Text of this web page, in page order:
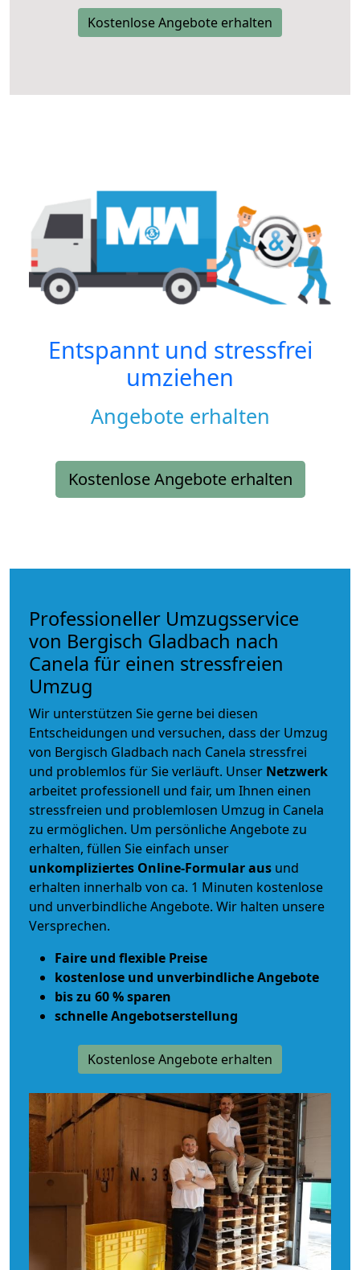
Kostenlose Angebote erhalten
Entspannt und stressfrei
umziehen
Angebote erhalten
Kostenlose Angebote erhalten
Professioneller Umzugsservice
von Bergisch Gladbach nach
Canela für einen stressfreien
Umzug
Wir unterstützen Sie gerne bei diesen
Entscheidungen und versuchen, dass der Umzug
von Bergisch Gladbach nach Canela stressfrei
und problemlos für Sie verläuft. Unser Netzwerk
arbeitet professionell und fair, um Ihnen einen
stressfreien und problemlosen Umzug in Canela
zu ermöglichen. Um persönliche Angebote zu
erhalten, füllen Sie einfach unser
unkompliziertes Online-Formular aus und
erhalten innerhalb von ca. 1 Minuten kostenlose
und unverbindliche Angebote. Wir halten unsere
Versprechen.
Faire und flexible Preise
kostenlose und unverbindliche Angebote
bis zu 60 % sparen
schnelle Angebotserstellung
Kostenlose Angebote erhalten